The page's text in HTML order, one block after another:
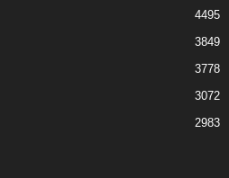
4495
3849
3778
3072
2983